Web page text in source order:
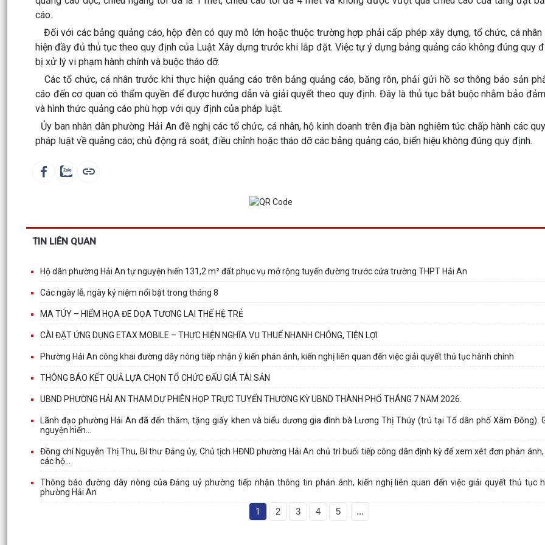
cáo.
Đối với các bảng quảng cáo, hộp đèn có quy mô lớn hoặc thuộc trường hợp phải cấp phép xây dựng, tổ chức, cá
hiện đầy đủ thủ tục theo quy định của Luật Xây dựng trước khi lắp đặt. Việc tự ý dựng bảng quảng cáo không đúng quy
bị xử lý vi phạm hành chính và buộc tháo dỡ.
Các tổ chức, cá nhân trước khi thực hiện quảng cáo trên bảng quảng cáo, băng rôn, phải gửi hồ sơ thông báo sản
cáo đến cơ quan có thẩm quyền để được hướng dẫn và giải quyết theo quy định. Đây là thủ tục bắt buộc nhằm bảo
và hình thức quảng cáo phù hợp với quy định của pháp luật.
Ủy ban nhân dân phường Hải An đề nghị các tổ chức, cá nhân, hộ kinh doanh trên địa bàn nghiêm túc chấp hành các
pháp luật về quảng cáo; chủ động rà soát, điều chỉnh hoặc tháo dỡ các bảng quảng cáo, biển hiệu không đúng quy định.
TIN LIÊN QUAN
Hộ dân phường Hải An tự nguyện hiến 131,2 m² đất phục vụ mở rộng tuyến đường trước cửa trường THPT Hải An
Các ngày lễ, ngày kỷ niệm nổi bật trong tháng 8
MA TÚY – HIỂM HỌA ĐE DỌA TƯƠNG LAI THẾ HỆ TRẺ
CÀI ĐẶT ỨNG DỤNG ETAX MOBILE – THỰC HIỆN NGHĨA VỤ THUẾ NHANH CHÓNG, TIỆN LỢI
Phường Hải An công khai đường dây nóng tiếp nhận ý kiến phản ánh, kiến nghị liên quan đến việc giải quyết thủ tục hành chính
THÔNG BÁO KẾT QUẢ LỰA CHỌN TỔ CHỨC ĐẤU GIÁ TÀI SẢN
UBND PHƯỜNG HẢI AN THAM DỰ PHIÊN HỌP TRỰC TUYẾN THƯỜNG KỲ UBND THÀNH PHỐ THÁNG 7 NĂM 2026.
Lãnh đạo phường Hải An đã đến thăm, tặng giấy khen và biểu dương gia đình bà Lương Thị Thúy (trú tại Tổ dân phố Xâm Đông).
nguyện hiến...
Đồng chí Nguyễn Thị Thu, Bí thư Đảng ủy, Chủ tịch HĐND phường Hải An chủ trì buổi tiếp công dân định kỳ để xem xét đơn phản
các hộ...
Thông báo đường dây nòng của Đảng uỷ phường tiếp nhận thông tin phản ánh, kiến nghị liên quan đến việc giải quyết thủ tục
phường Hải An
1 2 3 4 5 ...